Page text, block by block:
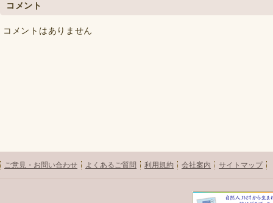
コメント
コメントはありません
ご意見・お問い合わせ よくあるご質問 利用規約 会社案内 サイトマップ